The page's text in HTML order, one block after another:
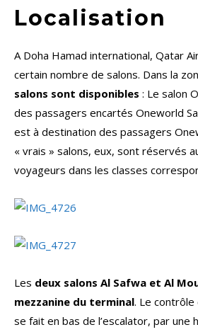
Localisation
A Doha Hamad international, Qatar
certain nombre de salons. Dans la
salons sont disponibles : Le salon
des passagers encartés Oneworld
est à destination des passagers
« vrais » salons, eux, sont réservés
voyageurs dans les classes
Les deux salons Al Safwa et Al
mezzanine du terminal. Le contrôle
se fait en bas de l’escalator, par une